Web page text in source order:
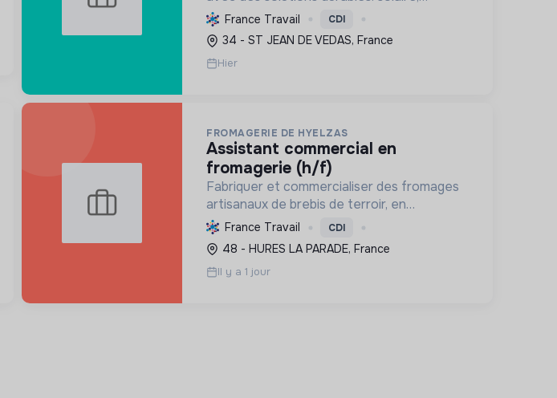
pompes à chaleur, isolation, etc. Elle aide à
réduire l'empreinte carbone et les factures
énergétiques. Elle détient le ...
France Travail CDI
34 - ST JEAN DE VEDAS, France
Hier
FROMAGERIE DE HYELZAS
assistant commercial en
fromagerie (h/f)
Fabriquer et commercialiser des fromages
artisanaux de brebis de terroir, en
soutenant l'agriculture locale et biologique,
et en promouvant un modèle économique
et social équitable.
France Travail CDI
48 - HURES LA PARADE, France
Il y a 1 jour